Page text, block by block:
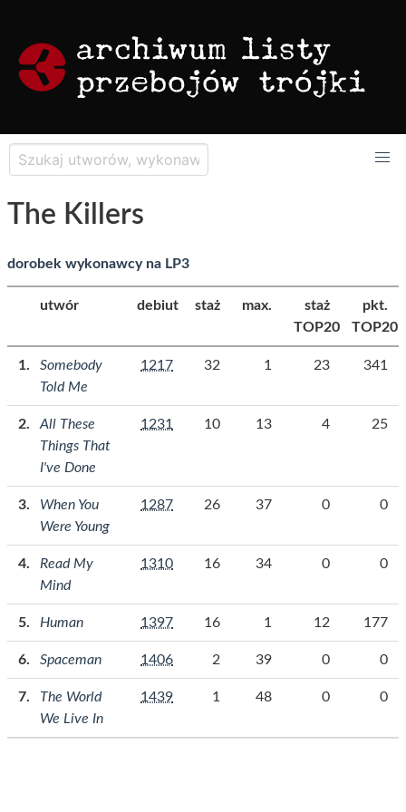
The Killers
dorobek wykonawcy na LP3
utwór debiut staż max.
staż
TOP20
pkt.
TOP20
Somebody
Told Me
1217 32 1 23 341
All These
Things That
I've Done
1231 10 13 4 25
When You
Were Young
1287 26 37 0 0
Read My
Mind
1310 16 34 0 0
Human 1397 16 1 12 177
Spaceman 1406 2 39 0 0
The World
We Live In
1439 1 48 0 0